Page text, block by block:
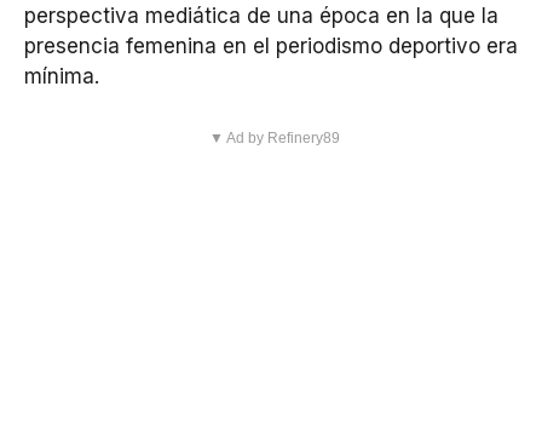
perspectiva mediática de una época en la que la
presencia femenina en el periodismo deportivo era
mínima.
▼ Ad by Refinery89